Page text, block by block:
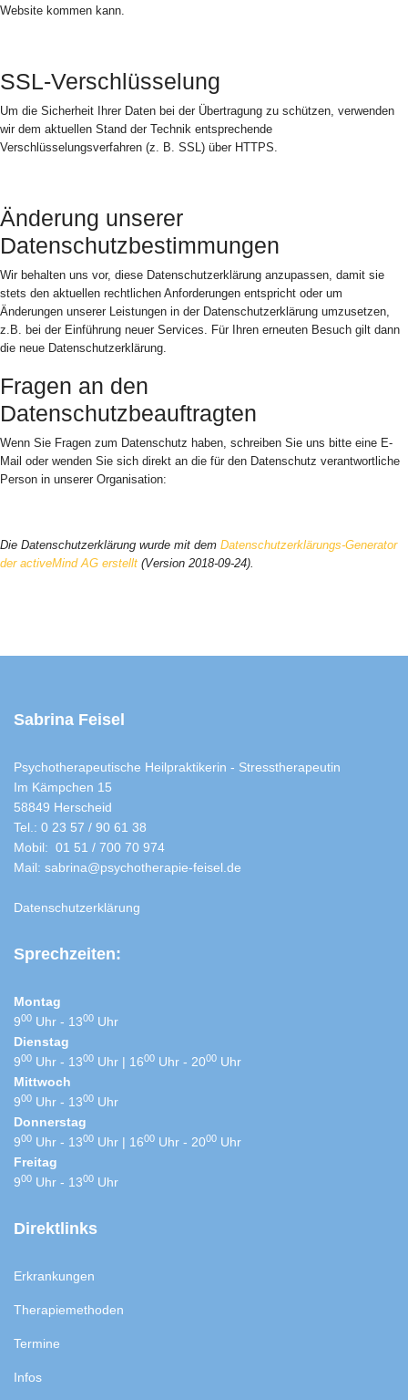
Website kommen kann.
SSL-Verschlüsselung
Um die Sicherheit Ihrer Daten bei der Übertragung zu schützen, verwenden
wir dem aktuellen Stand der Technik entsprechende
Verschlüsselungsverfahren (z. B. SSL) über HTTPS.
Änderung unserer
Datenschutzbestimmungen
Wir behalten uns vor, diese Datenschutzerklärung anzupassen, damit sie
stets den aktuellen rechtlichen Anforderungen entspricht oder um
Änderungen unserer Leistungen in der Datenschutzerklärung umzusetzen,
z.B. bei der Einführung neuer Services. Für Ihren erneuten Besuch gilt dann
die neue Datenschutzerklärung.
Fragen an den
Datenschutzbeauftragten
Wenn Sie Fragen zum Datenschutz haben, schreiben Sie uns bitte eine E-
Mail oder wenden Sie sich direkt an die für den Datenschutz verantwortliche
Person in unserer Organisation:
Die Datenschutzerklärung wurde mit dem Datenschutzerklärungs-Generator
der activeMind AG erstellt (Version 2018-09-24).
Sabrina Feisel
Psychotherapeutische Heilpraktikerin - Stresstherapeutin
Im Kämpchen 15
58849 Herscheid
Tel.: 0 23 57 / 90 61 38
Mobil: 01 51 / 700 70 974
Mail: sabrina@psychotherapie-feisel.de
Datenschutzerklärung
Sprechzeiten:
Montag
900 Uhr - 1300 Uhr
Dienstag
900 Uhr - 1300 Uhr | 1600 Uhr - 2000 Uhr
Mittwoch
900 Uhr - 1300 Uhr
Donnerstag
900 Uhr - 1300 Uhr | 1600 Uhr - 2000 Uhr
Freitag
900 Uhr - 1300 Uhr
Direktlinks
Erkrankungen
Therapiemethoden
Termine
Infos